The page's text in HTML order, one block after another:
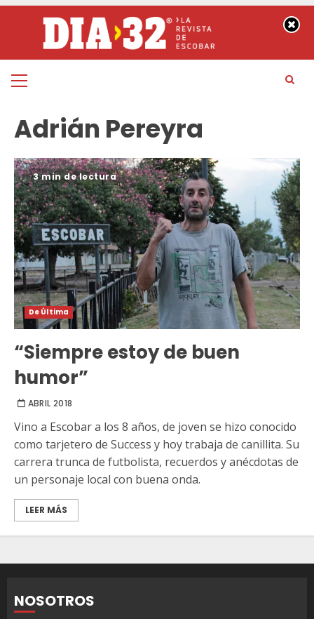
contenido
Menú
Adrián Pereyra
3 min de lectura
De Última
“Siempre estoy de buen
humor”
ABRIL 2018
Vino a Escobar a los 8 años, de joven se hizo conocido
como tarjetero de Success y hoy trabaja de canillita. Su
carrera trunca de futbolista, recuerdos y anécdotas de
un personaje local con buena onda.
LEER MÁS
NOSOTROS